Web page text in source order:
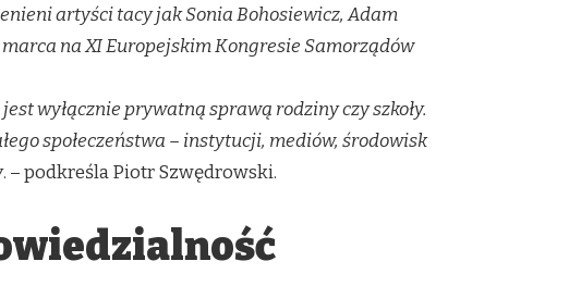
artyści tacy jak Sonia Bohosiewicz, Adam
marca na XI Europejskim Kongresie Samorządów
wyłącznie prywatną sprawą rodziny czy szkoły.
społeczeństwa – instytucji, mediów, środowisk
. – podkreśla Piotr Szwędrowski.